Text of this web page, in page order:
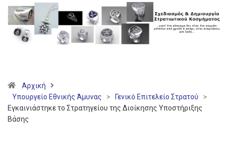
Αρχική
Υπουργείο Εθνικής Άμυνας
> Γενικό Επιτελείο Στρατού
>
Εγκαινιάστηκε το Στρατηγείου της Διοίκησης Υποστήριξης
Βάσης